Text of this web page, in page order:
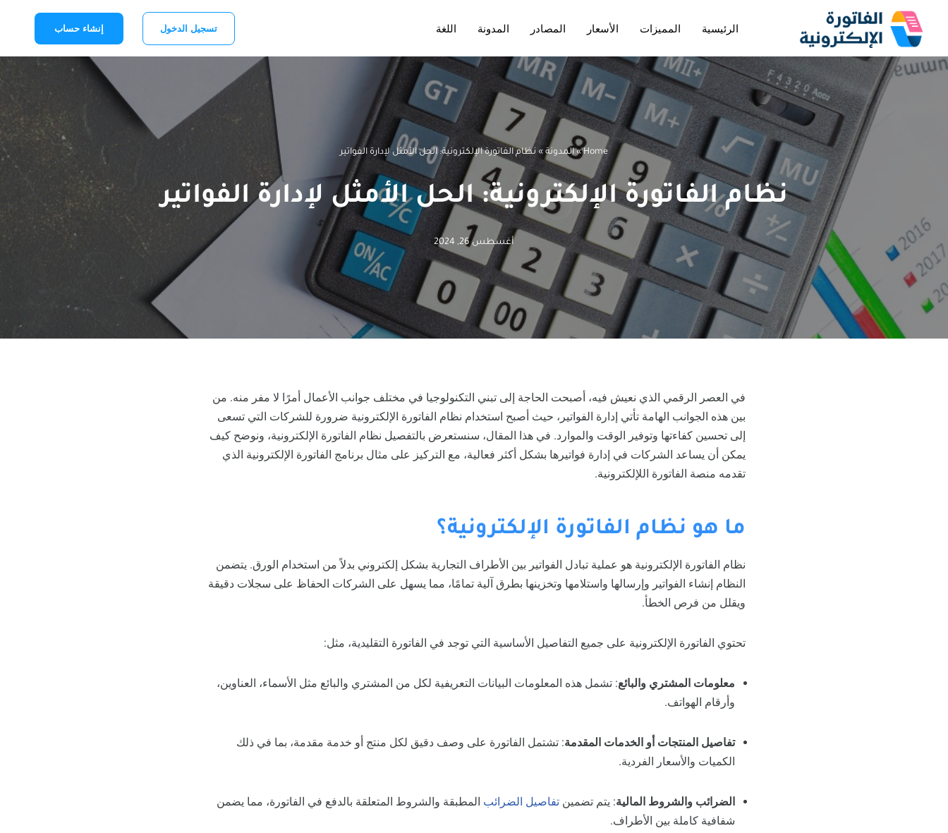
تخطى
إلى
المحتوى
الرئيسية المميزات الأسعار المصادر المدونة اللغة تسجيل الدخول إنشاء حساب
Home
»المدونة » نظام الفاتورة الإلكترونية: الحل الأمثل لإدارة الفواتير
نظام الفاتورة الإلكترونية: الحل الأمثل لإدارة الفواتير
أغسطس 26, 2024
في العصر الرقمي الذي نعيش فيه، أصبحت الحاجة إلى تبني التكنولوجيا في مختلف جوانب الأعمال أمرًا لا مفر منه. من
بين هذه الجوانب الهامة تأتي إدارة الفواتير، حيث أصبح استخدام نظام الفاتورة الإلكترونية ضرورة للشركات التي تسعى
إلى تحسين كفاءتها وتوفير الوقت والموارد. في هذا المقال، سنستعرض بالتفصيل نظام الفاتورة الإلكترونية، ونوضح كيف
يمكن أن يساعد الشركات في إدارة فواتيرها بشكل أكثر فعالية، مع التركيز على مثال برنامج الفاتورة الإلكترونية الذي
تقدمه منصة الفاتورة اللإلكترونية.
ما هو نظام الفاتورة الإلكترونية؟
نظام الفاتورة الإلكترونية هو عملية تبادل الفواتير بين الأطراف التجارية بشكل إلكتروني بدلاً من استخدام الورق. يتضمن
النظام إنشاء الفواتير وإرسالها واستلامها وتخزينها بطرق آلية تمامًا، مما يسهل على الشركات الحفاظ على سجلات دقيقة
ويقلل من فرص الخطأ.
تحتوي الفاتورة الإلكترونية على جميع التفاصيل الأساسية التي توجد في الفاتورة التقليدية، مثل:
معلومات المشتري والبائع: تشمل هذه المعلومات البيانات التعريفية لكل من المشتري والبائع مثل الأسماء، العناوين،
وأرقام الهواتف.
تفاصيل المنتجات أو الخدمات المقدمة: تشتمل الفاتورة على وصف دقيق لكل منتج أو خدمة مقدمة، بما في ذلك
الكميات والأسعار الفردية.
الضرائب والشروط المالية: يتم تضمينتفاصيل الضرائب المطبقة والشروط المتعلقة بالدفع في الفاتورة، مما يضمن
شفافية كاملة بين الأطراف.